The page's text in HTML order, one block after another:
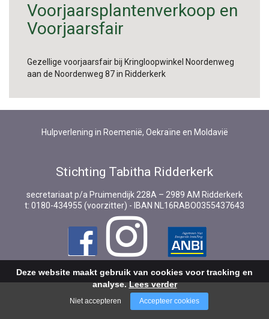
Voorjaarsplantenverkoop en
Voorjaarsfair
Gezellige voorjaarsfair bij Kringloopwinkel Noordenweg
aan de Noordenweg 87 in Ridderkerk
Hulpverlening in Roemenië, Oekraïne en Moldavië
Stichting Tabitha Ridderkerk
secretariaat p/a Pruimendijk 228A – 2989 AM Ridderkerk
t: 0180-434955 (voorzitter) - IBAN NL16RABO0355437643
Deze website maakt gebruik van cookies voor tracking en
analyse.Lees verder
Niet accepteren Accepteer cookies